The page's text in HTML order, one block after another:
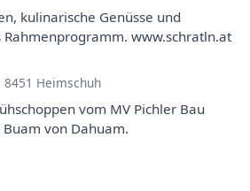
kulinarische Genüsse und
www.schratln.at
8451 Heimschuh
vom MV Pichler Bau
von Dahuam.